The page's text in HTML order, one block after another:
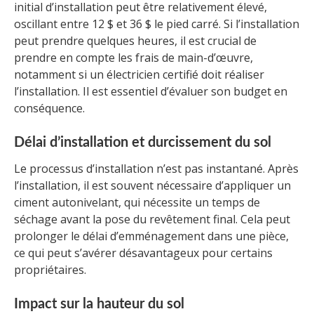
initial d’installation peut être relativement élevé,
oscillant entre 12 $ et 36 $ le pied carré. Si l’installation
peut prendre quelques heures, il est crucial de
prendre en compte les frais de main-d’œuvre,
notamment si un électricien certifié doit réaliser
l’installation. Il est essentiel d’évaluer son budget en
conséquence.
Délai d’installation et durcissement du sol
Le processus d’installation n’est pas instantané. Après
l’installation, il est souvent nécessaire d’appliquer un
ciment autonivelant, qui nécessite un temps de
séchage avant la pose du revêtement final. Cela peut
prolonger le délai d’emménagement dans une pièce,
ce qui peut s’avérer désavantageux pour certains
propriétaires.
Impact sur la hauteur du sol